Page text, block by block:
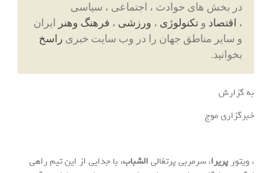
در بخش های حوادث ، اجتماعی ، سیاسی
، اقتصاد و تکنولوژی ، ورزشی ، فرهنگ وهنر ایران
و سایر مناطق جهان را در وب سایت خبری راسخ
بخوانید.
به گزارش
خبرگزاری موج
، ویتور پریرا، سرمربی پرتغالی الشباب، با جدایی از این تیم راهی